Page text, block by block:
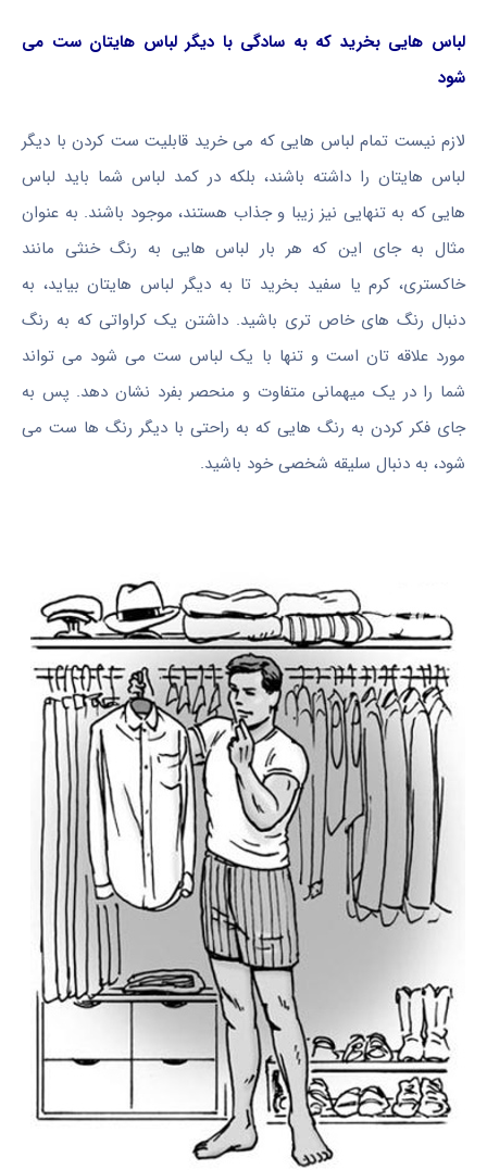
لباس هایی بخرید که به سادگی با دیگر لباس هایتان ست می
شود
لازم نیست تمام لباس هایی که می خرید قابلیت ست کردن با دیگر
لباس هایتان را داشته باشند، بلکه در کمد لباس شما باید لباس
هایی که به تنهایی نیز زیبا و جذاب هستند، موجود باشند. به عنوان
مثال به جای این که هر بار لباس هایی به رنگ خنثی مانند
خاکستری، کرم یا سفید بخرید تا به دیگر لباس هایتان بیاید، به
دنبال رنگ های خاص تری باشید. داشتن یک کراواتی که به رنگ
مورد علاقه تان است و تنها با یک لباس ست می شود می تواند
شما را در یک میهمانی متفاوت و منحصر بفرد نشان دهد. پس به
جای فکر کردن به رنگ هایی که به راحتی با دیگر رنگ ها ست می
شود، به دنبال سلیقه شخصی خود باشید.